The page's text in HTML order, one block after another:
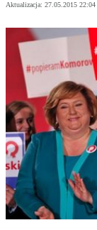
Aktualizacja: 27.05.2015 22:04